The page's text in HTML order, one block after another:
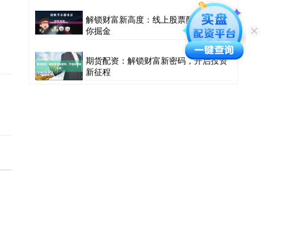
解锁财富新高度：线上股票配资平台助
你掘金
期货配资：解锁财富新密码，开启投资
新征程